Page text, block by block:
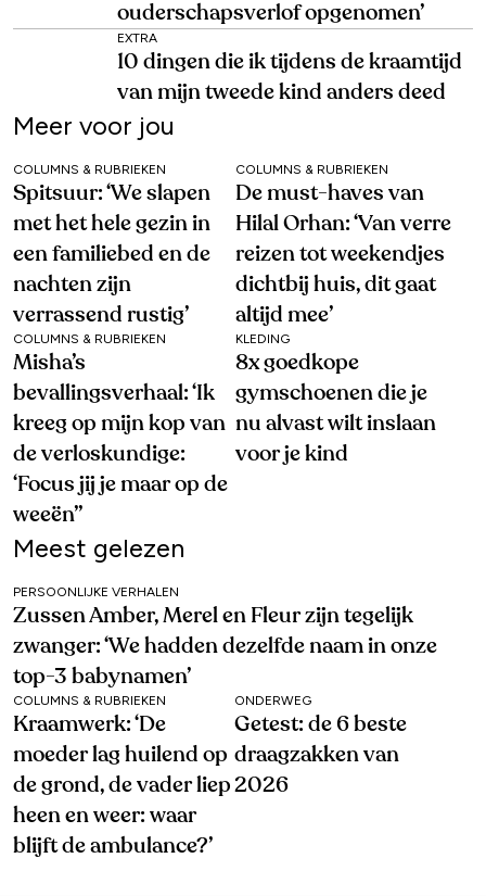
ouderschapsverlof opgenomen’
EXTRA
10 dingen die ik tijdens de kraamtijd
van mijn tweede kind anders deed
Meer voor jou
COLUMNS & RUBRIEKEN
Spitsuur: ‘We slapen
met het hele gezin in
een familiebed en de
nachten zijn
verrassend rustig’
COLUMNS & RUBRIEKEN
De must-haves van
Hilal Orhan: ‘Van verre
reizen tot weekendjes
dichtbij huis, dit gaat
altijd mee’
COLUMNS & RUBRIEKEN
Misha’s
bevallingsverhaal: ‘Ik
kreeg op mijn kop van
de verloskundige:
‘Focus jij je maar op de
weeën’’
KLEDING
8x goedkope
gymschoenen die je
nu alvast wilt inslaan
voor je kind
Meest gelezen
PERSOONLIJKE VERHALEN
Zussen Amber, Merel en Fleur zijn tegelijk
zwanger: ‘We hadden dezelfde naam in onze
top-3 babynamen’
COLUMNS & RUBRIEKEN
Kraamwerk: ‘De
moeder lag huilend op
de grond, de vader liep
heen en weer: waar
blijft de ambulance?’
ONDERWEG
Getest: de 6 beste
draagzakken van
2026